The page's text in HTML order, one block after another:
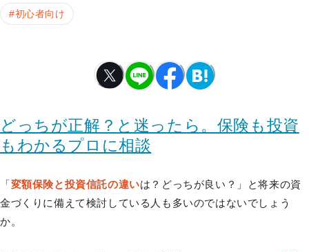
#初心者向け
どっちが正解？と迷ったら。保険も投資
もわかるプロに相談
「変額保険と投資信託の違いは？どっちが良い？」と将来の資
金づくりに備えて検討している人も多いのではないでしょう
か。